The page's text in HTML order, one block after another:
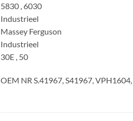
5830 , 6030
Industrieel
Massey Ferguson
Industrieel
30E , 50
OEM NR S.41967, S41967,